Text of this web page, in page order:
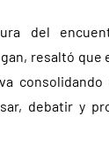
del
resaltó que
debatir y